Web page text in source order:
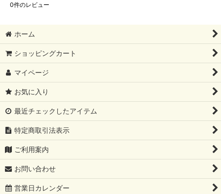
0件のレビュー
ホーム
ショッピングカート
マイページ
お気に入り
最近チェックしたアイテム
特定商取引法表示
ご利用案内
お問い合わせ
営業日カレンダー